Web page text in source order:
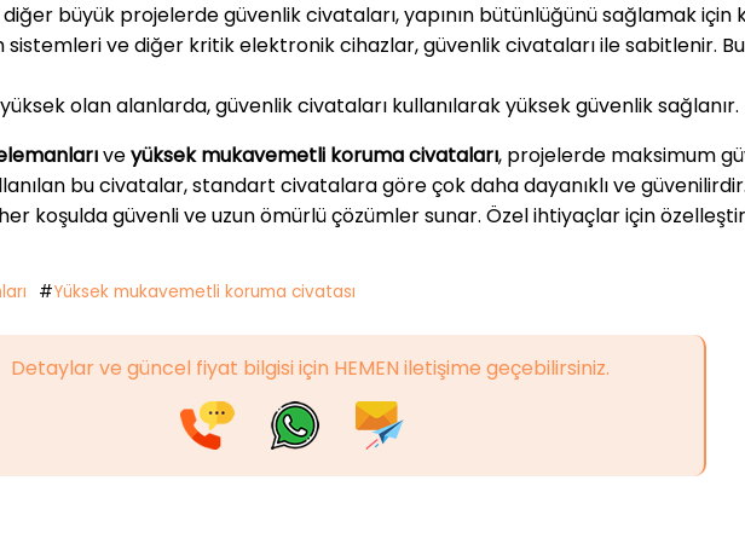
büyük projelerde güvenlik civataları, yapının bütünlüğünü sağlamak için
sistemleri ve diğer kritik elektronik cihazlar, güvenlik civataları ile sabitlenir.
olan alanlarda, güvenlik civataları kullanılarak yüksek güvenlik sağlanır.
veyüksek mukavemetli koruma civataları, projelerde maksimum
bu civatalar, standart civatalara göre çok daha dayanıklı ve
koşulda güvenli ve uzun ömürlü çözümler sunar. Özel ihtiyaçlar için
#Yüksek mukavemetli koruma civatası
Detaylar ve güncel fiyat bilgisi için HEMEN iletişime geçebilirsiniz.